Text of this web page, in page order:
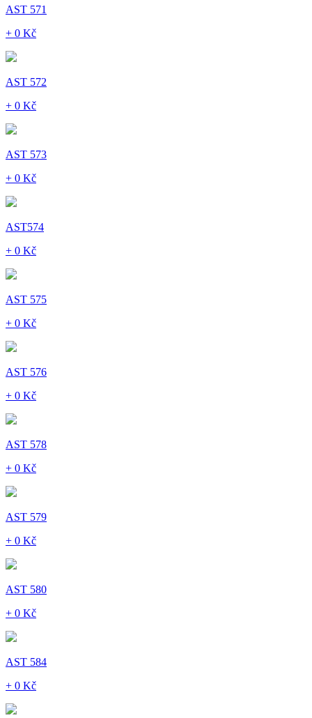
AST 571
+ 0 Kč
AST 572
+ 0 Kč
AST 573
+ 0 Kč
AST574
+ 0 Kč
AST 575
+ 0 Kč
AST 576
+ 0 Kč
AST 578
+ 0 Kč
AST 579
+ 0 Kč
AST 580
+ 0 Kč
AST 584
+ 0 Kč